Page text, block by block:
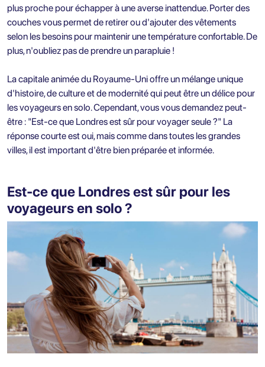
plus proche pour échapper à une averse inattendue. Porter des
couches vous permet de retirer ou d'ajouter des vêtements
selon les besoins pour maintenir une température confortable. De
plus, n'oubliez pas de prendre un parapluie !
La capitale animée du Royaume-Uni offre un mélange unique
d'histoire, de culture et de modernité qui peut être un délice pour
les voyageurs en solo. Cependant, vous vous demandez peut-
être : "Est-ce que Londres est sûr pour voyager seule ?" La
réponse courte est oui, mais comme dans toutes les grandes
villes, il est important d'être bien préparée et informée.
Est-ce que Londres est sûr pour les
voyageurs en solo ?